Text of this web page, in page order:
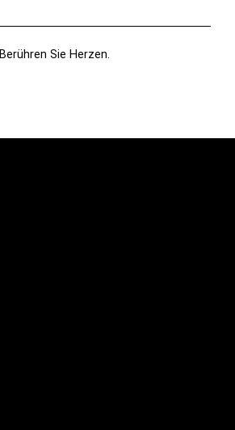
Berühren Sie Herzen.